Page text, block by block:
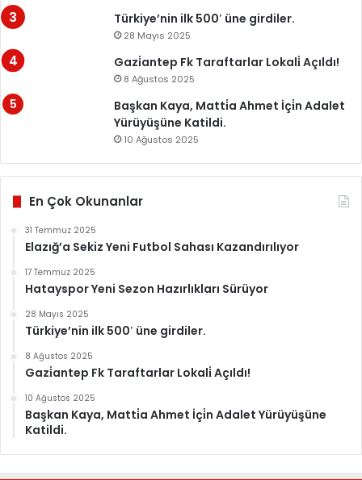
Türkiye’nin ilk 500′ üne girdiler.
28 Mayıs 2025
Gazi̇antep Fk Taraftarlar Lokali̇ Açıldı!
8 Ağustos 2025
Başkan Kaya, Matti̇a Ahmet İçi̇n Adalet
Yürüyüşüne Katildi.
10 Ağustos 2025
En Çok Okunanlar
31 Temmuz 2025
Elazığ’a Sekiz Yeni Futbol Sahası Kazandırılıyor
17 Temmuz 2025
Hatayspor Yeni Sezon Hazırlıkları Sürüyor
28 Mayıs 2025
Türkiye’nin ilk 500′ üne girdiler.
8 Ağustos 2025
Gazi̇antep Fk Taraftarlar Lokali̇ Açıldı!
10 Ağustos 2025
Başkan Kaya, Matti̇a Ahmet İçi̇n Adalet Yürüyüşüne
Katildi.